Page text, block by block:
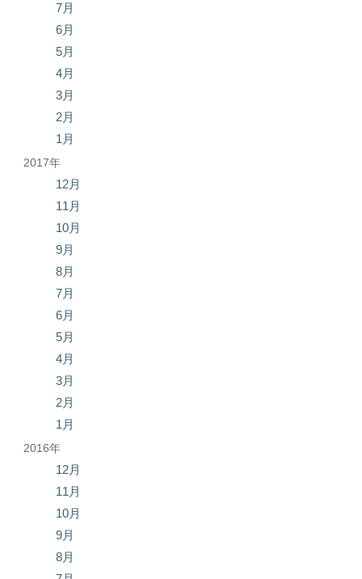
7月
6月
5月
4月
3月
2月
1月
2017年
12月
11月
10月
9月
8月
7月
6月
5月
4月
3月
2月
1月
2016年
12月
11月
10月
9月
8月